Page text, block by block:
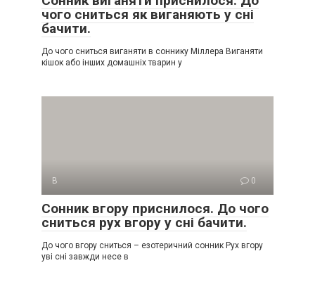
чого сниться як виганяють у сні
бачити.
До чого сниться виганяти в соннику Міллера Виганяти
кішок або інших домашніх тварин у
В 0
Сонник вгору приснилося. До чого
сниться рух вгору у сні бачити.
До чого вгору сниться – езотеричний сонник Рух вгору
уві сні завжди несе в